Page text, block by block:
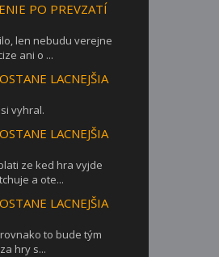
PO PREVZATÍ
len nebudu verejne
ani o ...
LACNEJŠIA
vyhral.
LACNEJŠIA
ze ked hra vyjde
a ote...
LACNEJŠIA
to bude tým
hry s...